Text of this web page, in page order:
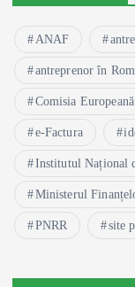
ANAF
antreprenor în
Comisia Europeană
e-Factura
Institutul Național
Ministerul
PNRR site